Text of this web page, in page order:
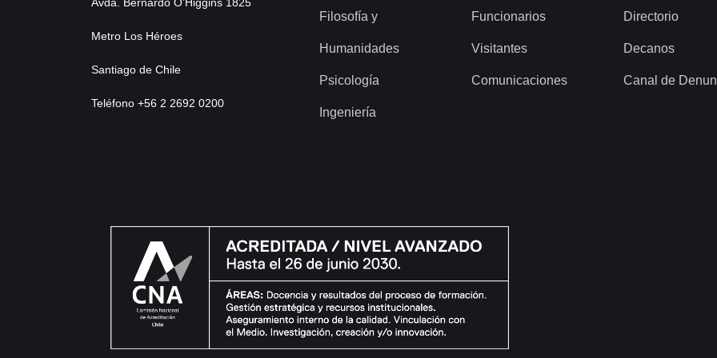
Avda. Bernardo O’Higgins 1825
Metro Los Héroes
Santiago de Chile
Teléfono +56 2 2692 0200
Filosofía y
Humanidades
Psicología
Ingeniería
Funcionarios
Visitantes
Comunicaciones
Directorio
Decanos
Canal de